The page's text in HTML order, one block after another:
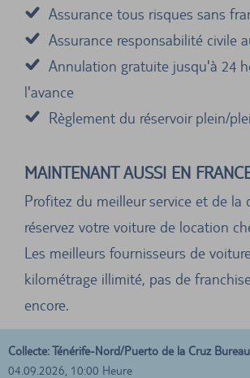
Assurance tous risques sans
Assurance responsabilité civile
Annulation gratuite jusqu'à 24
l'avance
Règlement du réservoir plein/
MAINTENANT AUSSI EN
Profitez du meilleur service et de la
réservez votre voiture de location
Les meilleurs fournisseurs de
kilométrage illimité, pas de
encore.
Collecte: Ténérife-Nord/Puerto de la Cruz
04.09.2026, 10:00 Heure